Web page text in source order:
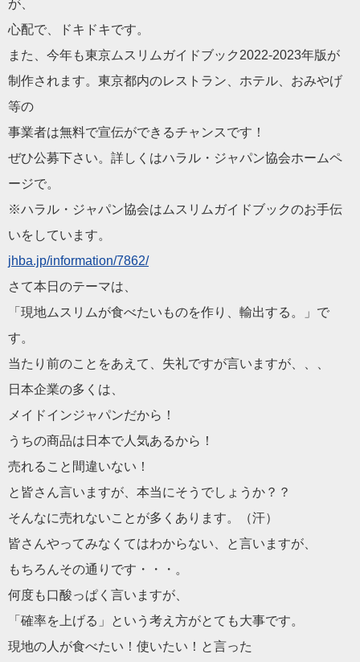
が、
心配で、ドキドキです。
また、今年も東京ムスリムガイドブック2022-2023年版が
制作されます。東京都内のレストラン、ホテル、おみやげ
等の
事業者は無料で宣伝ができるチャンスです！
ぜひ公募下さい。詳しくはハラル・ジャパン協会ホームペ
ージで。
※ハラル・ジャパン協会はムスリムガイドブックのお手伝
いをしています。
jhba.jp/information/7862/
さて本日のテーマは、
「現地ムスリムが食べたいものを作り、輸出する。」で
す。
当たり前のことをあえて、失礼ですが言いますが、、、
日本企業の多くは、
メイドインジャパンだから！
うちの商品は日本で人気あるから！
売れること間違いない！
と皆さん言いますが、本当にそうでしょうか？？
そんなに売れないことが多くあります。（汗）
皆さんやってみなくてはわからない、と言いますが、
もちろんその通りです・・・。
何度も口酸っぱく言いますが、
「確率を上げる」という考え方がとても大事です。
現地の人が食べたい！使いたい！と言った